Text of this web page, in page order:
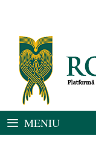
conținut
MENIU